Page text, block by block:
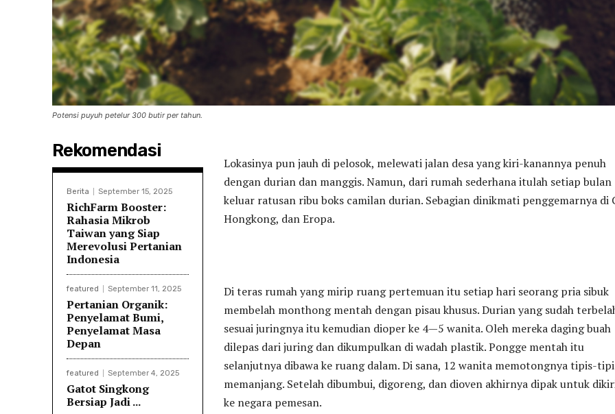
Potensi puyuh petelur 300 butir per tahun.
Rekomendasi
Berita September 15, 2025
RichFarm Booster:
Rahasia Mikrob
Taiwan yang Siap
Merevolusi Pertanian
Indonesia
featured September 11, 2025
Pertanian Organik:
Penyelamat Bumi,
Penyelamat Masa
Depan
featured September 4, 2025
Gatot Singkong
Bersiap Jadi ...
Lokasinya pun jauh di pelosok, melewati jalan desa yang kiri-kanannya penuh
dengan durian dan manggis. Namun, dari rumah sederhana itulah setiap bulan
keluar ratusan ribu boks camilan durian. Sebagian dinikmati penggemarnya di
Hongkong, dan Eropa.
Di teras rumah yang mirip ruang pertemuan itu setiap hari seorang pria sibuk
membelah monthong mentah dengan pisau khusus. Durian yang sudah
sesuai juringnya itu kemudian dioper ke 4—5 wanita. Oleh mereka daging buah
dilepas dari juring dan dikumpulkan di wadah plastik. Pongge mentah itu
selanjutnya dibawa ke ruang dalam. Di sana, 12 wanita memotongnya tipis-
memanjang. Setelah dibumbui, digoreng, dan dioven akhirnya dipak untuk
ke negara pemesan.